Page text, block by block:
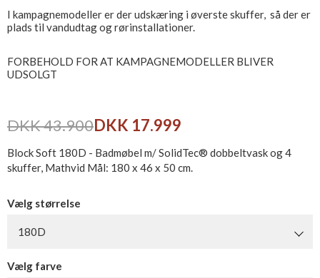
I kampagnemodeller er der udskæring i øverste skuffer, så der er
plads til vandudtag og rørinstallationer.
FORBEHOLD FOR AT KAMPAGNEMODELLER BLIVER
UDSOLGT
DKK 43.900DKK 17.999
Block Soft 180D - Badmøbel m/ SolidTec® dobbeltvask og 4
skuffer, Mathvid Mål: 180 x 46 x 50 cm.
Vælg størrelse
180D
Vælg farve